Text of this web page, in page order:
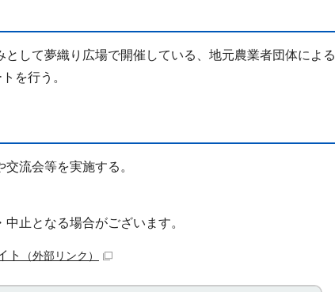
として夢織り広場で開催している、地元農業者団体による
を行う。
流会等を実施する。
止となる場合がございます。
ト （外部リンク）